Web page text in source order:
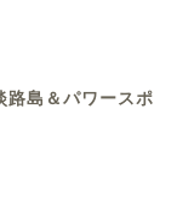
路島＆パワースポ